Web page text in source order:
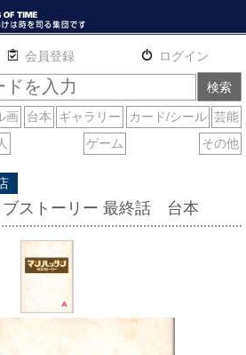
通販 サイトマップ お問い合わせ
ブストーリー 最終話 台本